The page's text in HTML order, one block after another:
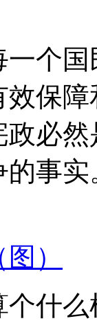
个
保
必
的事实
）
什